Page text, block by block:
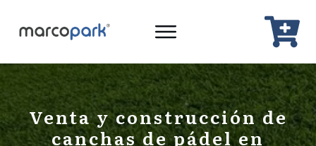
Venta y construcción de
canchas de pádel en